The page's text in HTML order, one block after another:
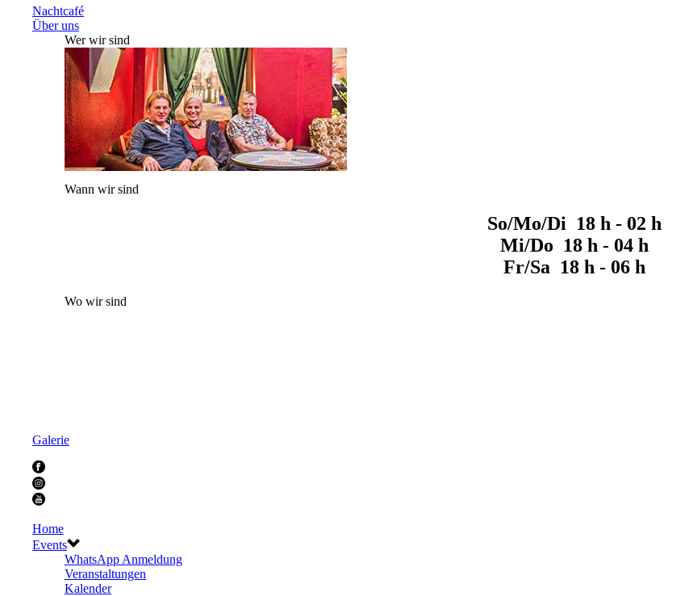
Nachtcafé
Über uns
Wer wir sind
Wann wir sind
So/Mo/Di 18 h - 02 h
Mi/Do 18 h - 04 h
Fr/Sa 18 h - 06 h
Wo wir sind
Galerie
Home
Events
WhatsApp Anmeldung
Veranstaltungen
Kalender